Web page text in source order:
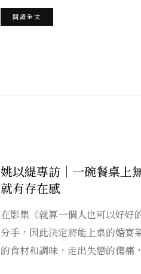
閱讀全文
姚以緹專訪｜一碗餐桌上
就有存在感
在影集《就算一個人也可以好好
分手，因此決定將能上桌的婚宴
的食材和調味，走出失戀的傷痛